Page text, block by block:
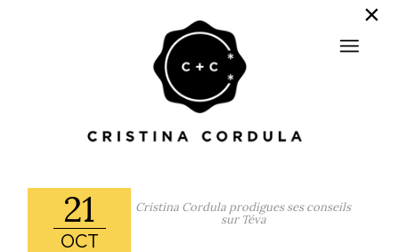
21
OCT
Cristina Cordula prodigues ses conseils
sur Téva